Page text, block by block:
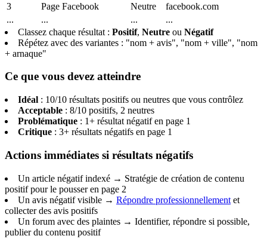
3
Page Facebook Neutre
facebook.com
...
... ...
...
Classez chaque résultat : Positif, Neutre ou Négatif
Répétez avec des variantes : "nom + avis", "nom + ville", "nom
+ arnaque"
Ce que vous devez atteindre
Idéal : 10/10 résultats positifs ou neutres que vous contrôlez
Acceptable : 8/10 positifs, 2 neutres
Problématique : 1+ résultat négatif en page 1
Critique : 3+ résultats négatifs en page 1
Actions immédiates si résultats négatifs
Un article négatif indexé → Stratégie de création de contenu
positif pour le pousser en page 2
Un avis négatif visible → Répondre professionnellement et
collecter des avis positifs
Un forum avec des plaintes → Identifier, répondre si possible,
publier du contenu positif